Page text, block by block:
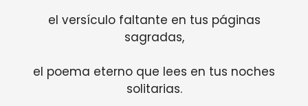
el versículo faltante en tus páginas
sagradas,
el poema eterno que lees en tus noches
solitarias.